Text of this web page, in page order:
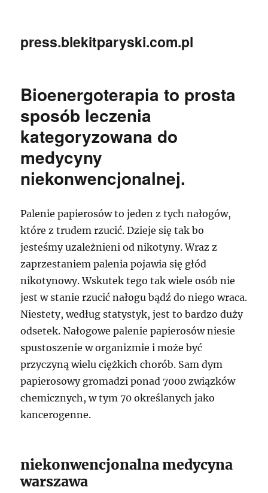
press.blekitparyski.com.pl
Bioenergoterapia to prosta
sposób leczenia
kategoryzowana do
medycyny
niekonwencjonalnej.
Palenie papierosów to jeden z tych nałogów,
które z trudem rzucić. Dzieje się tak bo
jesteśmy uzależnieni od nikotyny. Wraz z
zaprzestaniem palenia pojawia się głód
nikotynowy. Wskutek tego tak wiele osób nie
jest w stanie rzucić nałogu bądź do niego wraca.
Niestety, według statystyk, jest to bardzo duży
odsetek. Nałogowe palenie papierosów niesie
spustoszenie w organizmie i może być
przyczyną wielu ciężkich chorób. Sam dym
papierosowy gromadzi ponad 7000 związków
chemicznych, w tym 70 określanych jako
kancerogenne.
niekonwencjonalna medycyna
warszawa